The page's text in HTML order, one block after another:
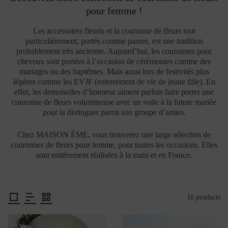
pour femme !
Les accessoires fleuris et la couronne de fleurs tout
particulièrement, portés comme parure, est une tradition
probablement très ancienne. Aujourd’hui, les couronnes pour
cheveux sont portées à l’occasion de cérémonies comme des
mariages ou des baptêmes. Mais aussi lors de festivités plus
légères comme les EVJF (enterrement de vie de jeune fille). En
effet, les demoiselles d’honneur aiment parfois faire porter une
couronne de fleurs volumineuse avec un voile à la future mariée
pour la distinguer parmi son groupe d’amies.
Chez MAISON ÈME, vous trouverez une large sélection de
couronnes de fleurs pour femme, pour toutes les occasions. Elles
sont entièrement réalisées à la main et en France.
10 products